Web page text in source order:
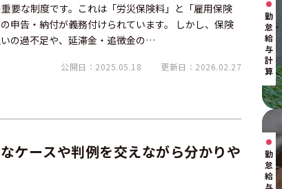
要な制度です。これは「労災保険料」と「雇用保険
申告・納付が義務付けられています。 しかし、保険
の過不足や、延滞金・追徴金の…
公開日：2025.05.18 更新日：2026.02.27
ケースや判例を交えながら分かりや
勤
怠・
給
与
計
算
勤
怠・
給
与